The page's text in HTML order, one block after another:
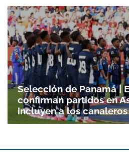
Selección de Panamá |
confirman partidos en
incluyen a los canaleros